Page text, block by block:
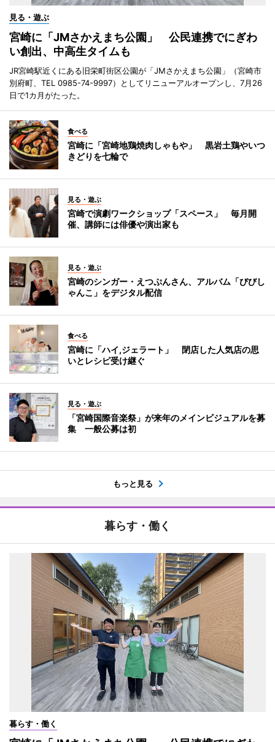
見る・遊ぶ
宮崎に「JMさかえまち公園」 公民連携でにぎわ
い創出、中高生タイムも
JR宮崎駅近くにある旧栄町街区公園が「JMさかえまち公園」（宮崎市
別府町、TEL 0985-74-9997）としてリニューアルオープンし、7月26
日で1カ月がたった。
食べる
宮崎に「宮崎地鶏焼肉しゃもや」 黒岩土鶏やいつ
きどりを七輪で
見る・遊ぶ
宮崎で演劇ワークショップ「スペース」 毎月開
催、講師には俳優や演出家も
見る・遊ぶ
宮崎のシンガー・えつぷんさん、アルバム「びびし
ゃんこ」をデジタル配信
食べる
宮崎に「ハイ,ジェラート」 閉店した人気店の思
いとレシピ受け継ぐ
見る・遊ぶ
「宮崎国際音楽祭」が来年のメインビジュアルを募
集 一般公募は初
もっと見る
暮らす・働く
暮らす・働く